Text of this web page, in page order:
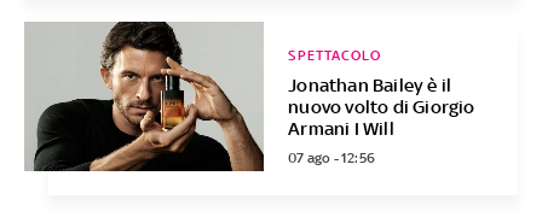
Jonathan Bailey è il
nuovo volto di Giorgio
Armani I Will
SPETTACOLO
07 ago - 12:56